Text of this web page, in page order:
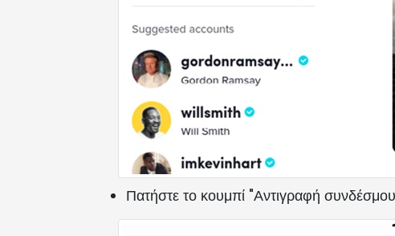
Πατήστε το κουμπί "Αντιγραφή